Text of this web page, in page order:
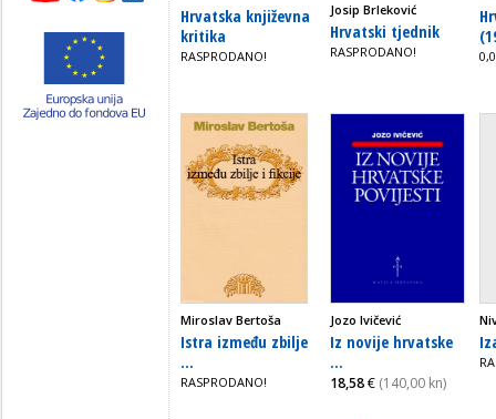
Hrvatska književna
kritika
RASPRODANO!
Josip Brleković
Hrvatski tjednik
RASPRODANO!
Miroslav Bertoša
Istra između zbilje
...
RASPRODANO!
Jozo Ivičević
Iz novije hrvatske
...
18,58€ (140,00 kn)